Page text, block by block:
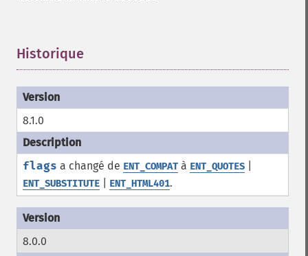
Historique
8.1.0
flags a changé de ENT_COMPAT à ENT_QUOTES
ENT_SUBSTITUTE ENT_HTML401.
8.0.0